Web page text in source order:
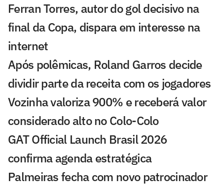
Ferran Torres, autor do gol decisivo na
final da Copa, dispara em interesse na
internet
Após polêmicas, Roland Garros decide
dividir parte da receita com os jogadores
Vozinha valoriza 900% e receberá valor
considerado alto no Colo-Colo
GAT Official Launch Brasil 2026
confirma agenda estratégica
Palmeiras fecha com novo patrocinador